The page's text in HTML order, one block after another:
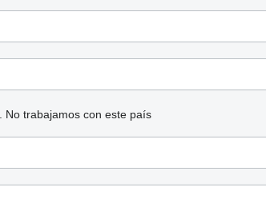
No trabajamos con este país